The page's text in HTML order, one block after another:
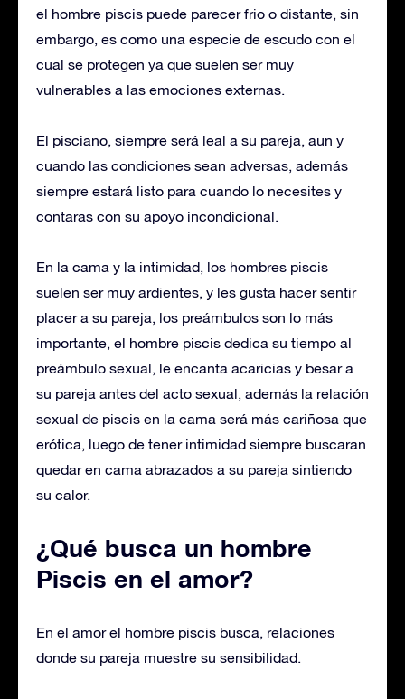
el hombre piscis puede parecer frio o distante, sin
embargo, es como una especie de escudo con el
cual se protegen ya que suelen ser muy
vulnerables a las emociones externas.
El pisciano, siempre será leal a su pareja, aun y
cuando las condiciones sean adversas, además
siempre estará listo para cuando lo necesites y
contaras con su apoyo incondicional.
En la cama y la intimidad, los hombres piscis
suelen ser muy ardientes, y les gusta hacer sentir
placer a su pareja, los preámbulos son lo más
importante, el hombre piscis dedica su tiempo al
preámbulo sexual, le encanta acaricias y besar a
su pareja antes del acto sexual, además la relación
sexual de piscis en la cama será más cariñosa que
erótica, luego de tener intimidad siempre buscaran
quedar en cama abrazados a su pareja sintiendo
su calor.
¿Qué busca un hombre
Piscis en el amor?
En el amor el hombre piscis busca, relaciones
donde su pareja muestre su sensibilidad.